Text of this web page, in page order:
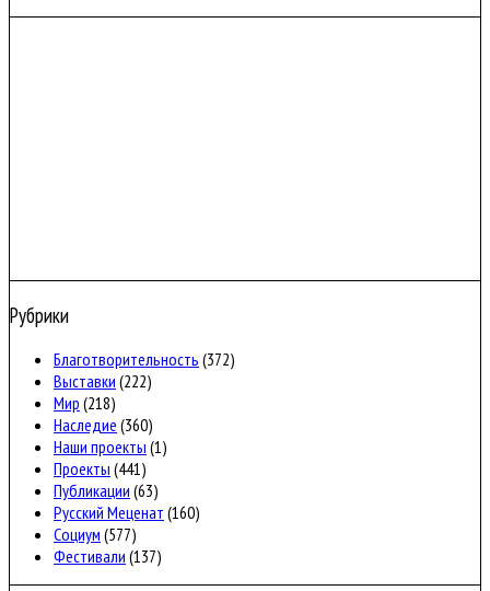
Рубрики
Благотворительность (372)
Выставки (222)
Мир (218)
Наследие (360)
Наши проекты (1)
Проекты (441)
Публикации (63)
Русский Меценат (160)
Социум (577)
Фестивали (137)